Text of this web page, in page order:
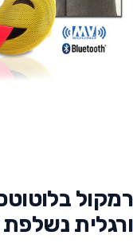
רמקול
ורגלית